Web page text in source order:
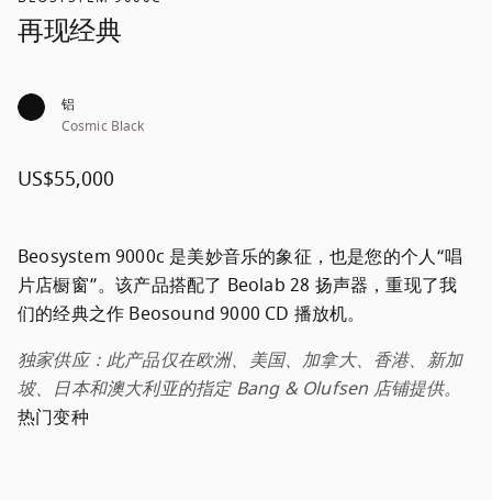
再现经典
铝
Cosmic Black
US$55,000
Beosystem 9000c 是美妙音乐的象征，也是您的个人“唱
片店橱窗”。该产品搭配了 Beolab 28 扬声器，重现了我
独家供应：此产品仅在欧洲、美国、加拿大、香港、新加
坡、日本和澳大利亚的指定 Bang & Olufsen 店铺提供。
热门变种